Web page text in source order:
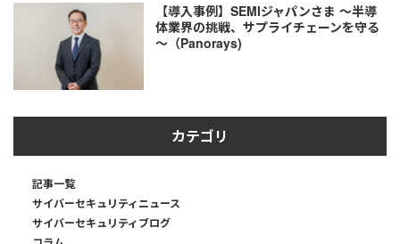
【導入事例】SEMIジャパンさま ～半導
体業界の挑戦、サプライチェーンを守る
～（Panorays)
カテゴリ
記事一覧
サイバーセキュリティニュース
サイバーセキュリティブログ